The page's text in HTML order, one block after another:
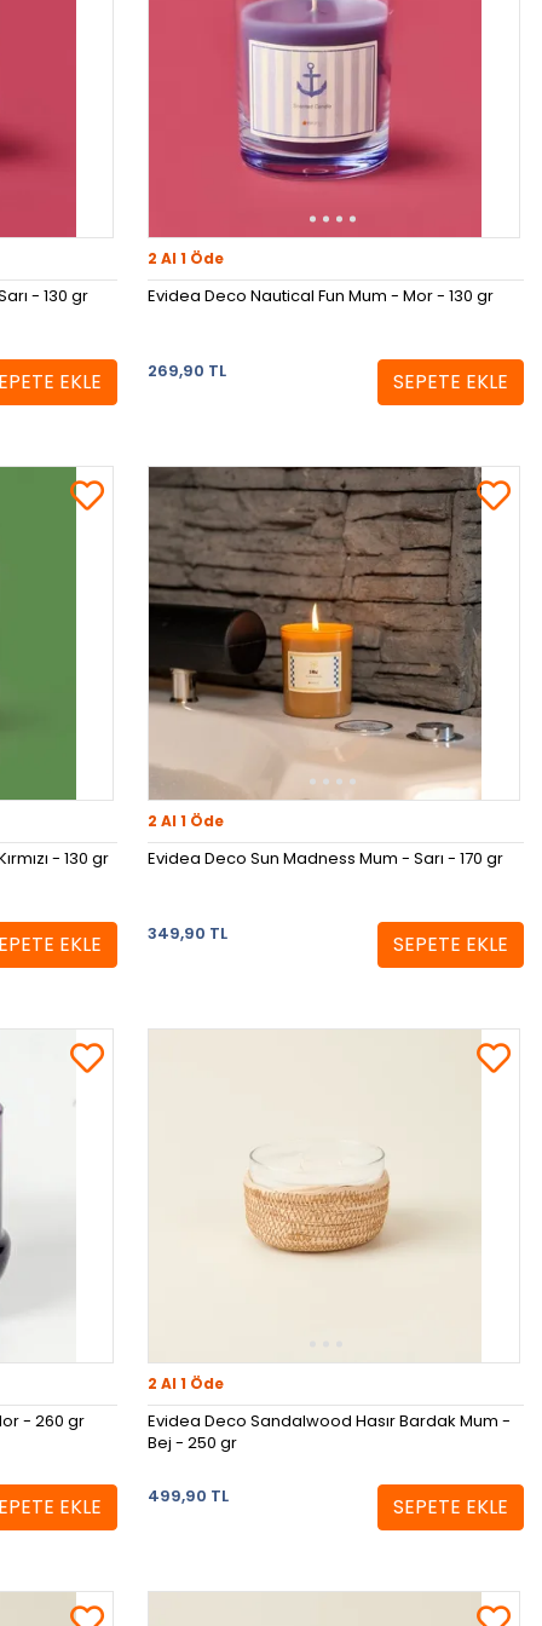
- 130 gr
EKLE
2 Al 1 Öde
Evidea Deco Nautical Fun Mum - Mor - 130 gr
269,90 TL SEPETE EKLE
- 130 gr
EKLE
2 Al 1 Öde
Evidea Deco Sun Madness Mum - Sarı - 170 gr
349,90 TL SEPETE EKLE
- 260 gr
EKLE
2 Al 1 Öde
Evidea Deco Sandalwood Hasır Bardak Mum -
Bej - 250 gr
499,90 TL SEPETE EKLE